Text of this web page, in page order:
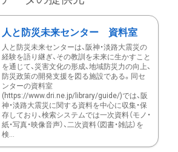
人と防災未来センター 資料室
人と防災未来センターは、阪神・淡路大震災の
経験を語り継ぎ、その教訓を未来に生かすこと
を通じて、災害文化の形成、地域防災力の向上、
防災政策の開発支援を図る施設である。同セ
ンターの資料室
(https://www.dri.ne.jp/library/guide/)では、阪
神・淡路大震災に関する資料を中心に収集・保
存しており、検索システムでは一次資料（モノ・
紙・写真・映像音声）、二次資料（図書・雑誌）を
検...